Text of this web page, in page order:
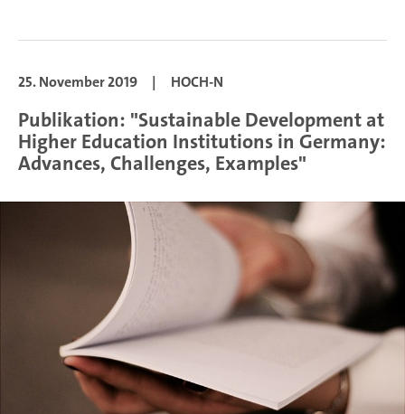
25. November 2019 | HOCH-N
Publikation: "Sustainable Development at
Higher Education Institutions in Germany:
Advances, Challenges, Examples"